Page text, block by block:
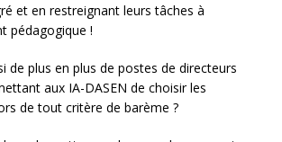
et en restreignant leurs tâches à
pédagogique !
de plus en plus de postes de directeurs
aux IA-DASEN de choisir les
de tout critère de barème ?